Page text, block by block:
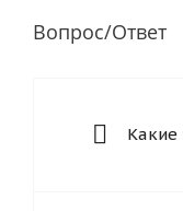
Вопрос/Ответ
Какие